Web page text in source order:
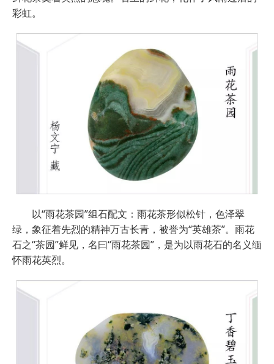
彩虹。
以“雨花茶园”组石配文：雨花茶形似松针，色泽翠
绿，象征着先烈的精神万古长青，被誉为“英雄茶”。雨花
石之“茶园”鲜见，名曰“雨花茶园”，是为以雨花石的名义缅
怀雨花英烈。